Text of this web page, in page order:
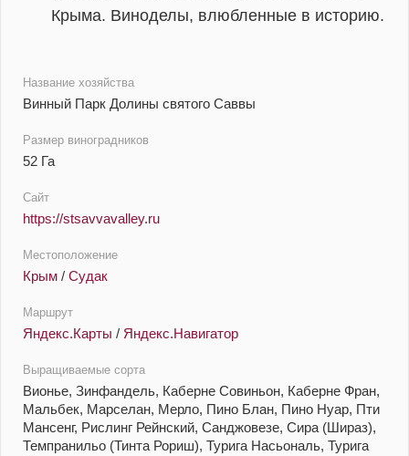
Крыма. Виноделы, влюбленные в историю.
Название хозяйства
Винный Парк Долины святого Саввы
Размер виноградников
52 Га
Сайт
https://stsavvavalley.ru
Местоположение
Крым / Судак
Маршрут
Яндекс.Карты / Яндекс.Навигатор
Выращиваемые сорта
Вионье, Зинфандель, Каберне Совиньон, Каберне Фран,
Мальбек, Марселан, Мерло, Пино Блан, Пино Нуар, Пти
Мансенг, Рислинг Рейнский, Санджовезе, Сира (Шираз),
Темпранильо (Тинта Рориш), Турига Насьональ, Турига